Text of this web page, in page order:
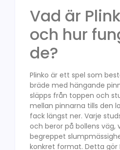
Vad är
och hur
de?
Plinko är ett spel som
bräde med hängande
släpps från toppen och
mellan pinnarna tills den
fack längst ner. Varje
och beror på bollens väg,
begreppet
konkret format. Detta gör